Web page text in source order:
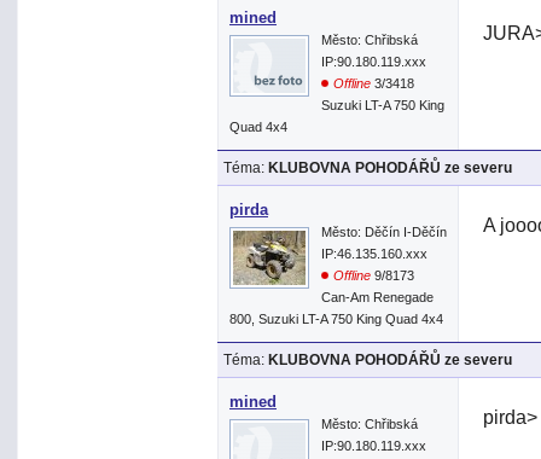
mined
Město: Chřibská
IP:90.180.119.xxx
Offline 3/3418
Suzuki LT-A 750 King
Quad 4x4
Téma: KLUBOVNA POHODÁŘŮ ze severu
pirda
Město: Děčín I-Děčín
IP:46.135.160.xxx
Offline 9/8173
Can-Am Renegade
800, Suzuki LT-A 750 King Quad 4x4
A
Téma: KLUBOVNA POHODÁŘŮ ze severu
mined
Město: Chřibská
IP:90.180.119.xxx